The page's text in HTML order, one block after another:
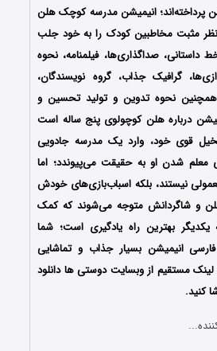
پرداخته‌اند؛ انیمیشن مدرسه کوچک هلن
مثبت مخاطبین کودک را به خود جلب
صداگذاری‌ها، فیلمنامه، نحوه
گرافیک جذاب، گروه نویسندگان،
نحوه تدوین و تولید تحسین و
درباره هلن کوچولوی پنج ساله است
قوی خود، وارد یک مدرسه جادویی
معلم شدن او به حقیقت می‌پیوندد؛ اما
نیستند، بلکه اسباب‌بازی‌های خودش
و شاگردانش متوجه می‌شوند که کمک
بهترین راه یادگیری است؛ شما
انیمیشن بسیار جذاب و تماشایی
مستقیم از وبسایت دوستی ها دانلود
کنید.